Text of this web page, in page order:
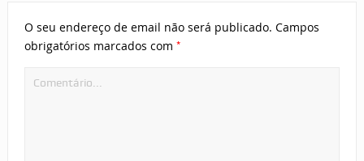
O seu endereço de email não será publicado. Campos
obrigatórios marcados com *